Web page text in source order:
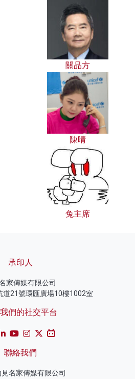
關品方
陳晴
兔主席
承印人
家傳媒有限公司
道21號環匯廣場10樓1002室
們的社交平台
聯絡我們
見名家傳媒有限公司